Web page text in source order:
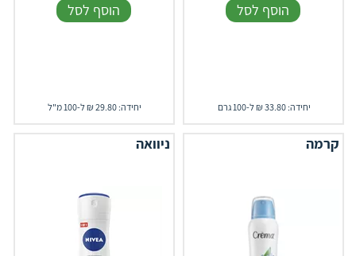
הוסף לסל
יחידה: 33.80 ₪ ל-100 גרם
הוסף לסל
יחידה: 29.80 ₪ ל-100 מ"ל
קרמה ניוואה